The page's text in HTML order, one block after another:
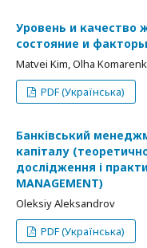
Уровень и качество
состояние и
Matvei Kim, Olha
PDF (Українська)
Банківський
капіталу
дослідження і
MANAGEMENT)
Oleksiy Aleksandrov
PDF (Українська)